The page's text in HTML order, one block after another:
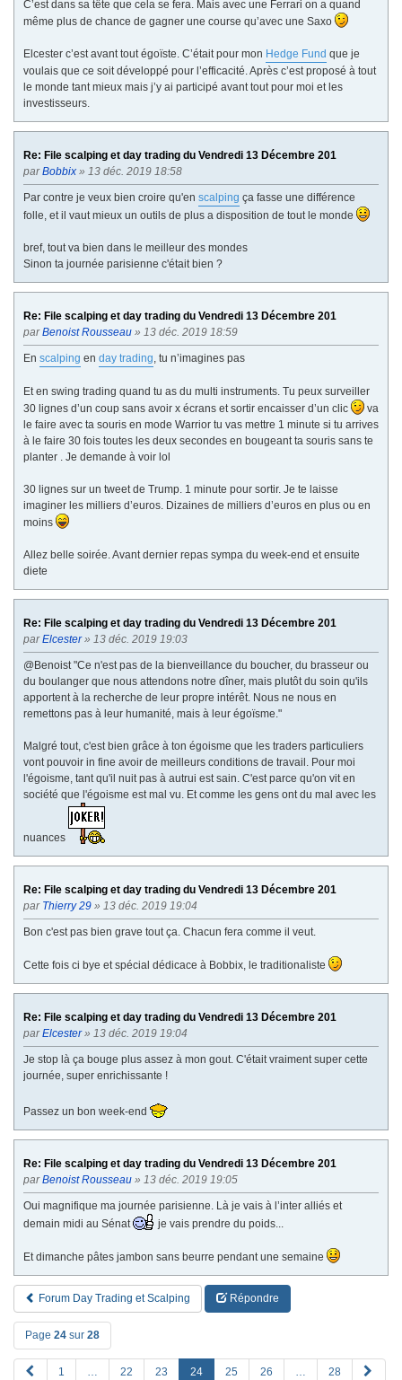
C’est dans sa tête que cela se fera. Mais avec une Ferrari on a quand
même plus de chance de gagner une course qu’avec une Saxo
Elcester c’est avant tout égoïste. C’était pour mon Hedge Fund que je
voulais que ce soit développé pour l’efficacité. Après c’est proposé à tout
le monde tant mieux mais j’y ai participé avant tout pour moi et les
investisseurs.
Re: File scalping et day trading du Vendredi 13 Décembre 201
parBobbix » 13 déc. 2019 18:58
Par contre je veux bien croire qu'en scalping ça fasse une différence
folle, et il vaut mieux un outils de plus a disposition de tout le monde
bref, tout va bien dans le meilleur des mondes
Sinon ta journée parisienne c'était bien ?
Re: File scalping et day trading du Vendredi 13 Décembre 201
parBenoist Rousseau » 13 déc. 2019 18:59
En scalping en day trading, tu n’imagines pas
Et en swing trading quand tu as du multi instruments. Tu peux surveiller
30 lignes d’un coup sans avoir x écrans et sortir encaisser d’un clic
va
le faire avec ta souris en mode Warrior tu vas mettre 1 minute si tu arrives
à le faire 30 fois toutes les deux secondes en bougeant ta souris sans te
planter . Je demande à voir lol
30 lignes sur un tweet de Trump. 1 minute pour sortir. Je te laisse
imaginer les milliers d’euros. Dizaines de milliers d’euros en plus ou en
moins
Allez belle soirée. Avant dernier repas sympa du week-end et ensuite
diete
Re: File scalping et day trading du Vendredi 13 Décembre 201
parElcester» 13 déc. 2019 19:03
@Benoist "Ce n'est pas de la bienveillance du boucher, du brasseur ou
du boulanger que nous attendons notre dîner, mais plutôt du soin qu'ils
apportent à la recherche de leur propre intérêt. Nous ne nous en
remettons pas à leur humanité, mais à leur égoïsme."
Malgré tout, c'est bien grâce à ton égoisme que les traders particuliers
vont pouvoir in fine avoir de meilleurs conditions de travail. Pour moi
l'égoisme, tant qu'il nuit pas à autrui est sain. C'est parce qu'on vit en
société que l'égoisme est mal vu. Et comme les gens ont du mal avec les
nuances
Re: File scalping et day trading du Vendredi 13 Décembre 201
par Thierry 29 » 13 déc. 2019 19:04
Bon c'est pas bien grave tout ça. Chacun fera comme il veut.
Cette fois ci bye et spécial dédicace à Bobbix, le traditionaliste
Re: File scalping et day trading du Vendredi 13 Décembre 201
parElcester» 13 déc. 2019 19:04
Je stop là ça bouge plus assez à mon gout. C'était vraiment super cette
journée, super enrichissante !
Passez un bon week-end
Re: File scalping et day trading du Vendredi 13 Décembre 201
parBenoist Rousseau » 13 déc. 2019 19:05
Oui magnifique ma journée parisienne. Là je vais à l’inter alliés et
demain midi au Sénat
je vais prendre du poids...
Et dimanche pâtes jambon sans beurre pendant une semaine
Forum Day Trading et Scalping Répondre
Page 24 sur 28
1 … 22 23 24 25 26 … 28